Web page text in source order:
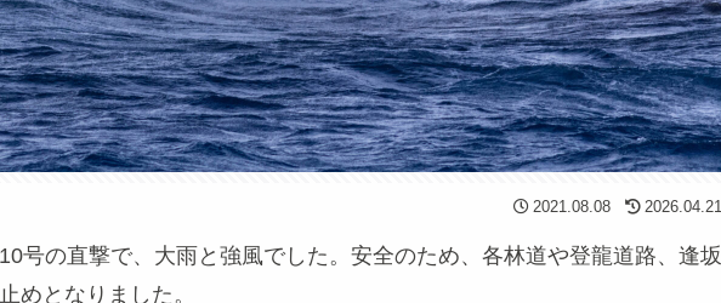
2021.08.08 2026.04.21
号の直撃で、大雨と強風でした。安全のため、各林道や登龍道路、逢坂
めとなりました。